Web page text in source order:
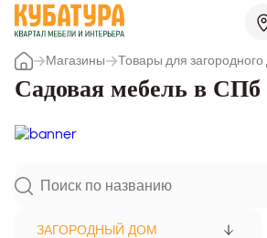
Магазины
Товары для
Садовая мебель в СПб
ЗАГОРОДНЫЙ ДОМ